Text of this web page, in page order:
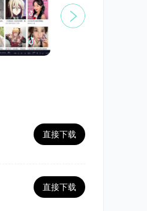
直接下载
直接下载